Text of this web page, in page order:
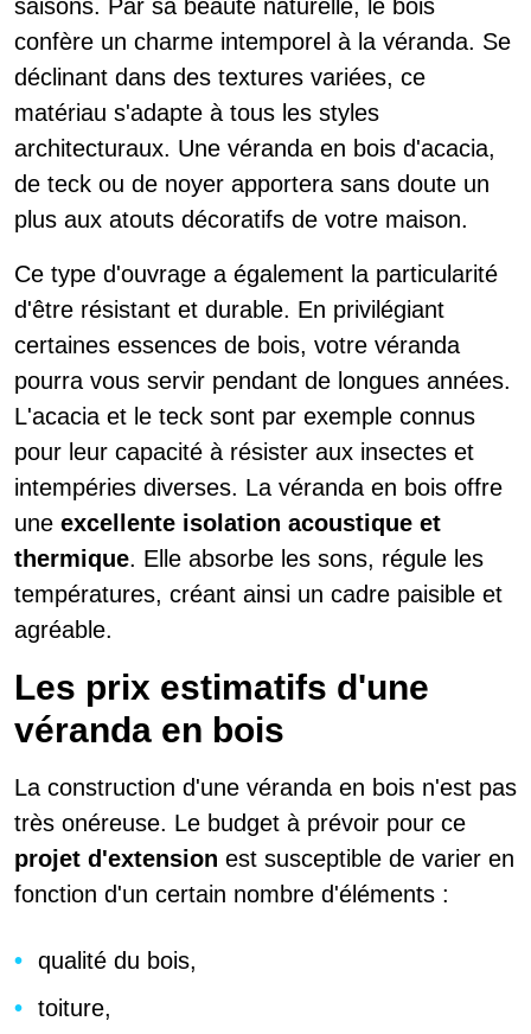
saisons. Par sa beauté naturelle, le bois
confère un charme intemporel à la véranda. Se
déclinant dans des textures variées, ce
matériau s'adapte à tous les styles
architecturaux. Une véranda en bois d'acacia,
de teck ou de noyer apportera sans doute un
plus aux atouts décoratifs de votre maison.
Ce type d'ouvrage a également la particularité
d'être résistant et durable. En privilégiant
certaines essences de bois, votre véranda
pourra vous servir pendant de longues années.
L'acacia et le teck sont par exemple connus
pour leur capacité à résister aux insectes et
intempéries diverses. La véranda en bois offre
une excellente isolation acoustique et
thermique. Elle absorbe les sons, régule les
températures, créant ainsi un cadre paisible et
agréable.
Les prix estimatifs d'une
véranda en bois
La construction d'une véranda en bois n'est pas
très onéreuse. Le budget à prévoir pour ce
projet d'extension est susceptible de varier en
fonction d'un certain nombre d'éléments :
qualité du bois,
toiture,